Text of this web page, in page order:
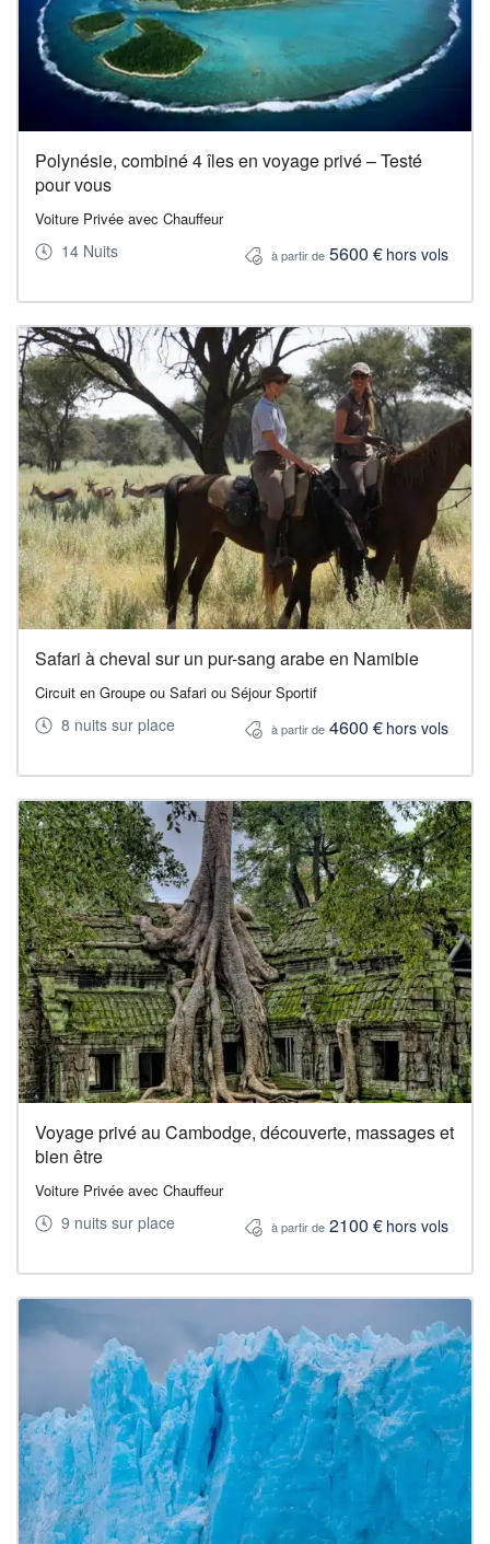
Polynésie, combiné 4 îles en voyage privé – Testé
pour vous
Voiture Privée avec Chauffeur
14 Nuits à partir de 5600 € hors vols
Safari à cheval sur un pur-sang arabe en Namibie
Circuit en Groupe ou Safari ou Séjour Sportif
8 nuits sur place à partir de 4600 € hors vols
Voyage privé au Cambodge, découverte, massages et
bien être
Voiture Privée avec Chauffeur
9 nuits sur place à partir de 2100 € hors vols